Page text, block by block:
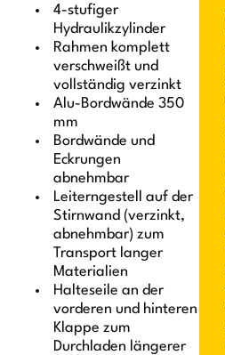
4-stufiger
Hydraulikzylinder
Rahmen komplett
verschweißt und
vollständig verzinkt
Alu-Bordwände 350
mm
Bordwände und
Eckrungen
abnehmbar
Leiterngestell auf der
Stirnwand (verzinkt,
abnehmbar) zum
Transport langer
Materialien
Halteseile an der
vorderen und hinteren
Klappe zum
Durchladen längerer